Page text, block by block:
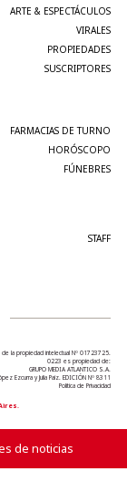
ARTE & ESPECTÁCULOS
VIRALES
PROPIEDADES
SUSCRIPTORES
FARMACIAS DE TURNO
HORÓSCOPO
FÚNEBRES
STAFF
de la propiedad intelectual Nº 01723725.
0223 es propiedad de:
GRUPO MEDIA ATLANTICO S.A.
Ezcurra y Julia Paiz. EDICIÓN Nº 8311
Política de Privacidad
de noticias